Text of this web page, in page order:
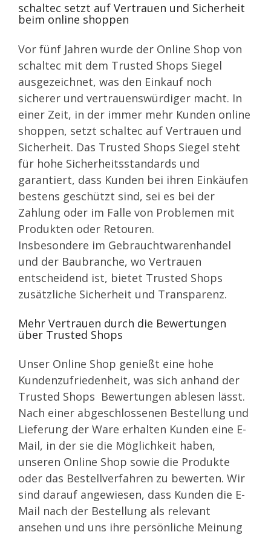
schaltec setzt auf Vertrauen und Sicherheit
beim online shoppen
Vor fünf Jahren wurde der Online Shop von
schaltec mit dem Trusted Shops Siegel
ausgezeichnet, was den Einkauf noch
sicherer und vertrauenswürdiger macht. In
einer Zeit, in der immer mehr Kunden online
shoppen, setzt schaltec auf Vertrauen und
Sicherheit. Das Trusted Shops Siegel steht
für hohe Sicherheitsstandards und
garantiert, dass Kunden bei ihren Einkäufen
bestens geschützt sind, sei es bei der
Zahlung oder im Falle von Problemen mit
Produkten oder Retouren.
Insbesondere im Gebrauchtwarenhandel
und der Baubranche, wo Vertrauen
entscheidend ist, bietet Trusted Shops
zusätzliche Sicherheit und Transparenz.
Mehr Vertrauen durch die Bewertungen
über Trusted Shops
Unser Online Shop genießt eine hohe
Kundenzufriedenheit, was sich anhand der
Trusted Shops Bewertungen ablesen lässt.
Nach einer abgeschlossenen Bestellung und
Lieferung der Ware erhalten Kunden eine E-
Mail, in der sie die Möglichkeit haben,
unseren Online Shop sowie die Produkte
oder das Bestellverfahren zu bewerten. Wir
sind darauf angewiesen, dass Kunden die E-
Mail nach der Bestellung als relevant
ansehen und uns ihre persönliche Meinung